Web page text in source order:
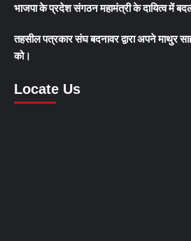
भाजपा के प्रदेश संगठन महामंत्री के दायित्व में
तहसील पत्रकार संघ बदनावर द्वारा अपने माथुर
को।
Locate Us